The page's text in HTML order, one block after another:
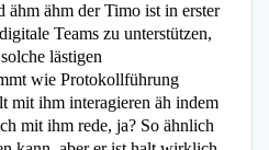
ähm ähm der Timo ist in erster
Teams zu unterstützen,
lästigen
wie Protokollführung
mit ihm interagieren äh indem
mit ihm rede, ja? So ähnlich